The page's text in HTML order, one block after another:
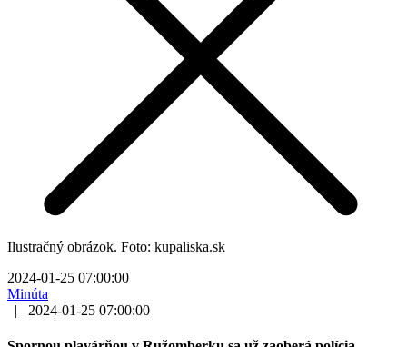
Ilustračný obrázok. Foto: kupaliska.sk
2024-01-25 07:00:00
Minúta
|
2024-01-25 07:00:00